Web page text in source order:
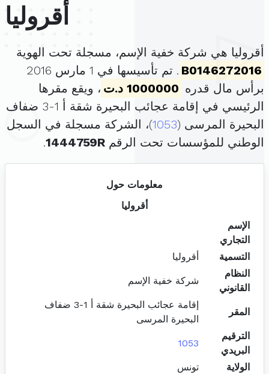
أقروليا
أقروليا هي شركة خفية الإسم، مسجلة تحت الهوية
B0146272016
. تم تأسيسها في 1 مارس 2016
برأس مال قدره 1000000 د.ت
، ويقع مقرها
الرئيسي في إقامة عجائب البحيرة شقة أ 1-3 ضفاف
البحيرة المرسى (1053)، الشركة مسجلة في السجل
الوطني للمؤسسات تحت الرقم 1444759R
.
معلومات حول
أقروليا
الإسم
التجاري
التسمية
أقروليا
النظام
القانوني
شركة خفية الإسم
المقر
إقامة عجائب البحيرة شقة أ 1-3 ضفاف
البحيرة المرسى
الترقيم
البريدي
1053
الولاية تونس